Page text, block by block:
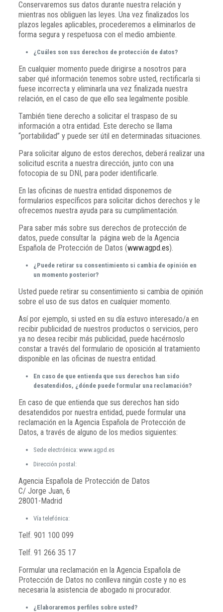
Conservaremos sus datos durante nuestra relación y
mientras nos obliguen las leyes. Una vez finalizados los
plazos legales aplicables, procederemos a eliminarlos de
forma segura y respetuosa con el medio ambiente.
¿Cuáles son sus derechos de protección de datos?
En cualquier momento puede dirigirse a nosotros para
saber qué información tenemos sobre usted, rectificarla si
fuese incorrecta y eliminarla una vez finalizada nuestra
relación, en el caso de que ello sea legalmente posible.
También tiene derecho a solicitar el traspaso de su
información a otra entidad. Este derecho se llama
“portabilidad” y puede ser útil en determinadas situaciones.
Para solicitar alguno de estos derechos, deberá realizar una
solicitud escrita a nuestra dirección, junto con una
fotocopia de su DNI, para poder identificarle.
En las oficinas de nuestra entidad disponemos de
formularios específicos para solicitar dichos derechos y le
ofrecemos nuestra ayuda para su cumplimentación.
Para saber más sobre sus derechos de protección de
datos, puede consultar la página web de la Agencia
Española de Protección de Datos (www.agpd.es).
¿Puede retirar su consentimiento si cambia de opinión en
un momento posterior?
Usted puede retirar su consentimiento si cambia de opinión
sobre el uso de sus datos en cualquier momento.
Así por ejemplo, si usted en su día estuvo interesado/a en
recibir publicidad de nuestros productos o servicios, pero
ya no desea recibir más publicidad, puede hacérnoslo
constar a través del formulario de oposición al tratamiento
disponible en las oficinas de nuestra entidad.
En caso de que entienda que sus derechos han sido
desatendidos, ¿dónde puede formular una reclamación?
En caso de que entienda que sus derechos han sido
desatendidos por nuestra entidad, puede formular una
reclamación en la Agencia Española de Protección de
Datos, a través de alguno de los medios siguientes:
Sede electrónica: www.agpd.es
Dirección postal:
Agencia Española de Protección de Datos
C/ Jorge Juan, 6
28001-Madrid
Vía telefónica:
Telf. 901 100 099
Telf. 91 266 35 17
Formular una reclamación en la Agencia Española de
Protección de Datos no conlleva ningún coste y no es
necesaria la asistencia de abogado ni procurador.
¿Elaboraremos perfiles sobre usted?